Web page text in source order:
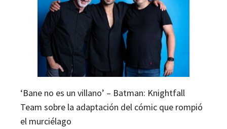
‘Bane no es un villano’ – Batman: Knightfall
Team sobre la adaptación del cómic que rompió
el murciélago